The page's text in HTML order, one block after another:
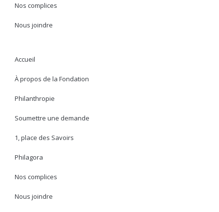
Nos complices
Nous joindre
Accueil
À propos de la Fondation
Philanthropie
Soumettre une demande
1, place des Savoirs
Philagora
Nos complices
Nous joindre